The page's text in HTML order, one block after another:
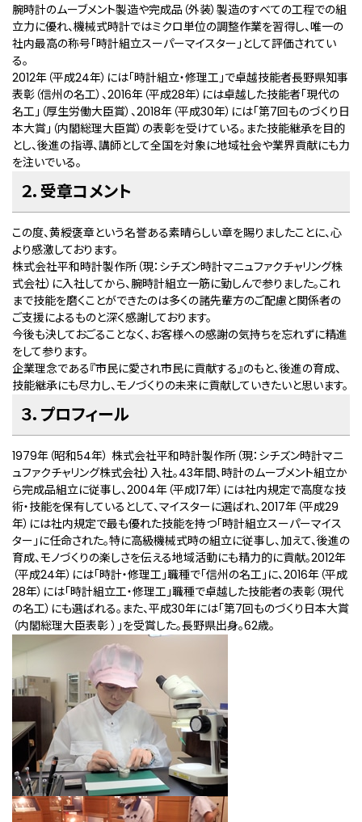
腕時計のムーブメント製造や完成品（外装）製造のすべての工程での組
立力に優れ、機械式時計ではミクロ単位の調整作業を習得し、唯一の
社内最高の称号「時計組立スーパーマイスター」として評価されてい
る。
2012年（平成24年）には「時計組立・修理工」で卓越技能者長野県知事
表彰（信州の名工）、2016年（平成28年）には卓越した技能者「現代の
名工」（厚生労働大臣賞）、2018年（平成30年）には「第7回ものづくり日
本大賞」（内閣総理大臣賞）の表彰を受けている。また技能継承を目的
とし、後進の指導、講師として全国を対象に地域社会や業界貢献にも力
を注いでいる。
２．受章コメント
この度、黄綬褒章という名誉ある素晴らしい章を賜りましたことに、心
より感激しております。
株式会社平和時計製作所（現：シチズン時計マニュファクチャリング株
式会社）に入社してから、腕時計組立一筋に勤しんで参りました。これ
まで技能を磨くことができたのは多くの諸先輩方のご配慮と関係者の
ご支援によるものと深く感謝しております。
今後も決しておごることなく、お客様への感謝の気持ちを忘れずに精進
をして参ります。
企業理念である『市民に愛され市民に貢献する』のもと、後進の育成、
技能継承にも尽力し、モノづくりの未来に貢献していきたいと思います。
３．プロフィール
1979年（昭和54年） 株式会社平和時計製作所（現：シチズン時計マニ
ュファクチャリング株式会社）入社。43年間、時計のムーブメント組立か
ら完成品組立に従事し、2004年（平成17年）には社内規定で高度な技
術・技能を保有しているとして、マイスターに選ばれ、2017年（平成29
年）には社内規定で最も優れた技能を持つ「時計組立スーパーマイス
ター」に任命された。特に高級機械式時の組立に従事し、加えて、後進の
育成、モノづくりの楽しさを伝える地域活動にも精力的に貢献。2012年
（平成24年）には「時計・修理工」職種で「信州の名工」に、2016年（平成
28年）には「時計組立工・修理工」職種で卓越した技能者の表彰（現代
の名工）にも選ばれる。また、平成30年には「第7回ものづくり日本大賞
（内閣総理大臣表彰 ）」を受賞した。長野県出身。62歳。